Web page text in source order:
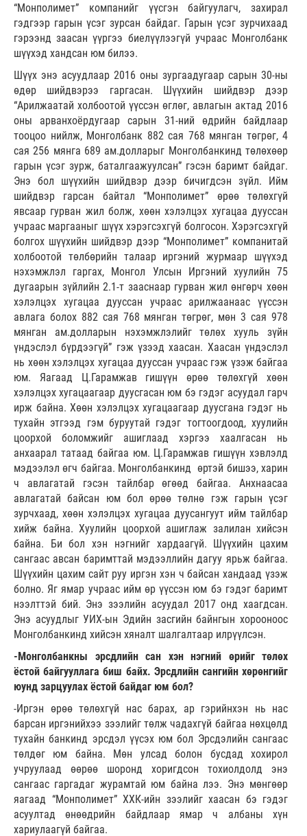
“Монполимет” компанийг үүсгэн байгуулагч, захирал
гэдгээр гарын үсэг зурсан байдаг. Гарын үсэг зурчихаад
гэрээнд заасан үүргээ биелүүлээгүй учраас Монголбанк
шүүхэд хандсан юм билээ.
Шүүх энэ асуудлаар 2016 оны зургаадугаар сарын 30-ны
өдөр шийдвэрээ гаргасан. Шүүхийн шийдвэр дээр
“Арилжаатай холбоотой үүссэн өглөг, авлагын актад 2016
оны арванхоёрдугаар сарын 31-ний өдрийн байдлаар
тооцоо нийлж, Монголбанк 882 сая 768 мянган төгрөг, 4
сая 256 мянга 689 ам.долларыг Монголбанкинд төлөхөөр
гарын үсэг зурж, баталгаажуулсан” гэсэн баримт байдаг.
Энэ бол шүүхийн шийдвэр дээр бичигдсэн зүйл. Ийм
шийдвэр гарсан байтал “Монполимет” өрөө төлөхгүй
явсаар гурван жил болж, хөөн хэлэлцэх хугацаа дууссан
учраас маргааныг шүүх хэрэгсэхгүй болгосон. Хэрэгсэхгүй
болгох шүүхийн шийдвэр дээр “Монполимет” компанитай
холбоотой төлбөрийн талаар иргэний журмаар шүүхэд
нэхэмжлэл гаргах, Монгол Улсын Иргэний хуулийн 75
дугаарын зүйлийн 2.1-т зааснаар гурван жил өнгөрч хөөн
хэлэлцэх хугацаа дууссан учраас арилжаанаас үүссэн
авлага болох 882 сая 768 мянган төгрөг, мөн 3 сая 978
мянган ам.долларын нэхэмжлэлийг төлөх хууль зүйн
үндэслэл бүрдээгүй” гэж үзээд хаасан. Хаасан үндэслэл
нь хөөн хэлэлцэх хугацаа дууссан учраас гэж үзэж байгаа
юм. Яагаад Ц.Гарамжав гишүүн өрөө төлөхгүй хөөн
хэлэлцэх хугацаагаар дуусгасан юм бэ гэдэг асуудал гарч
ирж байна. Хөөн хэлэлцэх хугацаагаар дуусгана гэдэг нь
тухайн этгээд гэм буруутай гэдэг тогтоогдоод, хуулийн
цоорхой боломжийг ашиглаад хэргээ хаалгасан нь
анхаарал татаад байгаа юм. Ц.Гарамжав гишүүн хэвлэлд
мэдээлэл өгч байгаа. Монголбанкинд өртэй бишээ, харин
ч авлагатай гэсэн тайлбар өгөөд байгаа. Анхнаасаа
авлагатай байсан юм бол өрөө төлнө гэж гарын үсэг
зурчхаад, хөөн хэлэлцэх хугацаа дуусангуут ийм тайлбар
хийж байна. Хуулийн цоорхой ашиглаж залилан хийсэн
байна. Би бол хэн нэгнийг хардаагүй. Шүүхийн цахим
сангаас авсан баримттай мэдээллийн дагуу ярьж байгаа.
Шүүхийн цахим сайт руу иргэн хэн ч байсан хандаад үзэж
болно. Яг ямар учраас ийм өр үүссэн юм бэ гэдэг баримт
нээлттэй бий. Энэ зээлийн асуудал 2017 онд хаагдсан.
Энэ асуудлыг УИХ-ын Эдийн засгийн байнгын хорооноос
Монголбанкинд хийсэн хяналт шалгалтаар илрүүлсэн.
-Монголбанкны эрсдлийн сан хэн нэгний өрийг төлөх
ёстой байгууллага биш байх. Эрсдлийн сангийн хөрөнгийг
юунд зарцуулах ёстой байдаг юм бол?
-Иргэн өрөө төлөхгүй нас барах, ар гэрийнхэн нь нас
барсан иргэнийхээ зээлийг төлж чадахгүй байгаа нөхцөлд
тухайн банкинд эрсдэл үүсэх юм бол Эрсдэлийн сангаас
төлдөг юм байна. Мөн улсад болон бусдад хохирол
учруулаад өөрөө шоронд хоригдсон тохиолдолд энэ
сангаас гаргадаг журамтай юм байна лээ. Энэ мөнгөөр
яагаад “Монполимет” ХХК-ийн зээлийг хаасан бэ гэдэг
асуултад өнөөдрийн байдлаар ямар ч албаны хүн
хариулаагүй байгаа.